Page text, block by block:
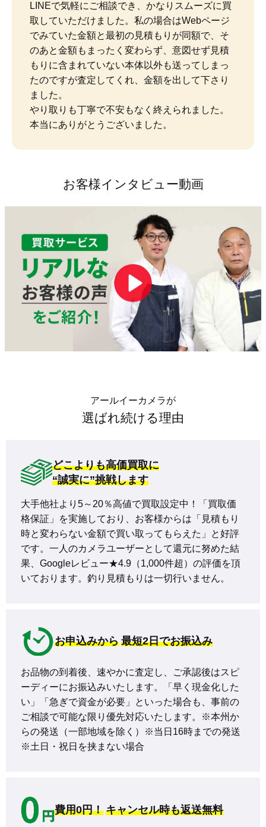
LINEで気軽にご相談でき、かなりスムーズに買
取していただけました。私の場合はWebページ
でみていた金額と最初の見積もりが同額で、そ
のあと金額もまったく変わらず、意図せず見積
もりに含まれていない本体以外も送ってしまっ
たのですが査定してくれ、金額を出して下さり
ました。
やり取りも丁寧で不安もなく終えられました。
本当にありがとうございました。
お客様インタビュー動画
アールイーカメラが
選ばれ続ける理由
どこよりも高価買取に
“誠実に”挑戦します
大手他社より5～20％高値で買取設定中！「買取価
格保証」を実施しており、お客様からは「見積もり
時と変わらない金額で買い取ってもらえた」と好評
です。一人のカメラユーザーとして還元に努めた結
果、Googleレビュー★4.9（1,000件超）の評価を頂
いております。釣り見積もりは一切行いません。
お申込みから 最短2日でお振込み
お品物の到着後、速やかに査定し、ご承認後はスピ
ーディーにお振込みいたします。「早く現金化した
い」「急ぎで資金が必要」といった場合も、事前の
ご相談で可能な限り優先対応いたします。※本州か
らの発送（一部地域を除く）※当日16時までの発送
※土日・祝日を挟まない場合
費用0円！ キャンセル時も返送無料